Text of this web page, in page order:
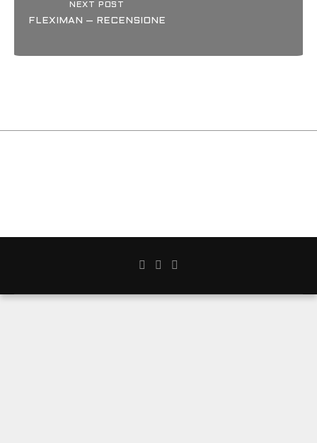
NEXT POST
FLEXIMAN – RECENSIONE